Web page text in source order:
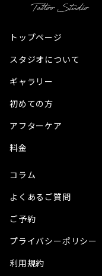
トップページ
スタジオについて
ギャラリー
初めての方
アフターケア
料金
コラム
よくあるご質問
ご予約
プライバシーポリシー
利用規約